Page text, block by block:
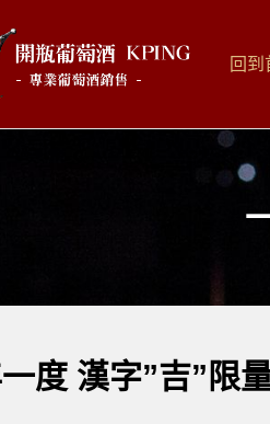
回
度 漢字”吉”限